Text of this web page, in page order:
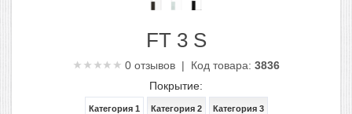
FT 3 S
0отзывов | Код товара: 3836
Покрытие:
Категория 1 Категория 2 Категория 3